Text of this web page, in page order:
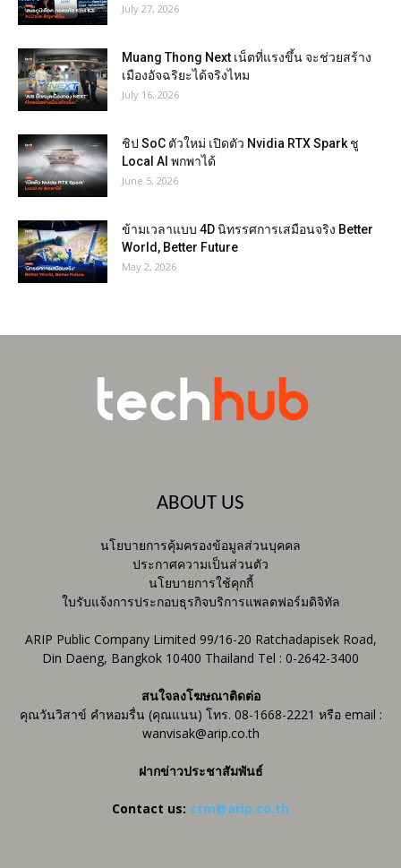
July 27, 2026
Muang Thong Next เน็ตที่แรงขึ้น จะช่วยสร้าง
เมืองอัจฉริยะได้จริงไหม
July 16, 2026
ชิป SoC ตัวใหม่ เปิดตัว Nvidia RTX Spark ชู
Local AI พกพาได้
June 5, 2026
ข้ามเวลาแบบ 4D นิทรรศการเสมือนจริง Better
World, Better Future
May 2, 2026
ABOUT US
นโยบายการคุ้มครองข้อมูลส่วนบุคคล
ประกาศความเป็นส่วนตัว
นโยบายการใช้คุกกี้
ใบรับแจ้งการประกอบธุรกิจบริการแพลตฟอร์มดิจิทัล
ARIP Public Company Limited 99/16-20 Ratchadapisek Road,
Din Daeng, Bangkok 10400 Thailand Tel : 0-2642-3400
สนใจลงโฆษณาติดต่อ
คุณวันวิสาข์ คำหอมรื่น (คุณแนน) โทร. 08-1668-2221 หรือ email :
wanvisak@arip.co.th
ฝากข่าวประชาสัมพันธ์
Contact us: ctm@arip.co.th